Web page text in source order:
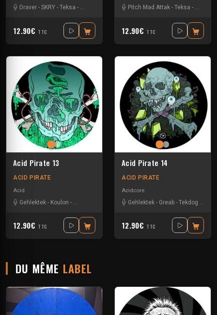
Draver - SKRY - Teksa - Vortek's
12.90€ TTC
Pitch Mad Attak - Teksa - Vortek's
12.90€ TTC
Acid Pirate 13
ACID PIRATE
Acid
Gehlektek - Koulon - TakaTuka Vortek's
12.90€ TTC
Acid Pirate 14
ACID PIRATE
Acidcore
Gehlektek - Greab - Tekdog
12.90€ TTC
DU MÊME LABEL